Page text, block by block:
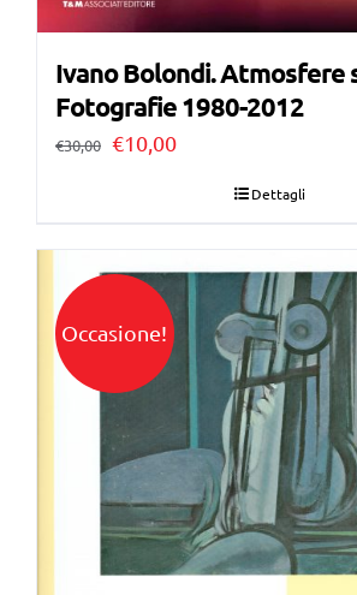
Ivano Bolondi. Atmosfere
Fotografie 1980-2012
€30,00 Il
€30,00.
€10,00Il
€10,00.
Dettagli
Occasione!